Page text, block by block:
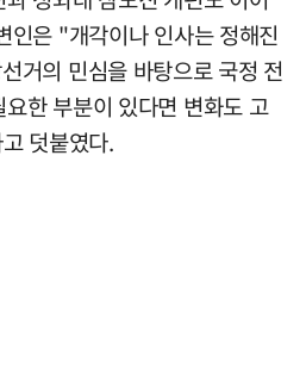
인은 "개각이나 인사는 정해진
거의 민심을 바탕으로 국정 전
한 부분이 있다면 변화도 고
덧붙였다.